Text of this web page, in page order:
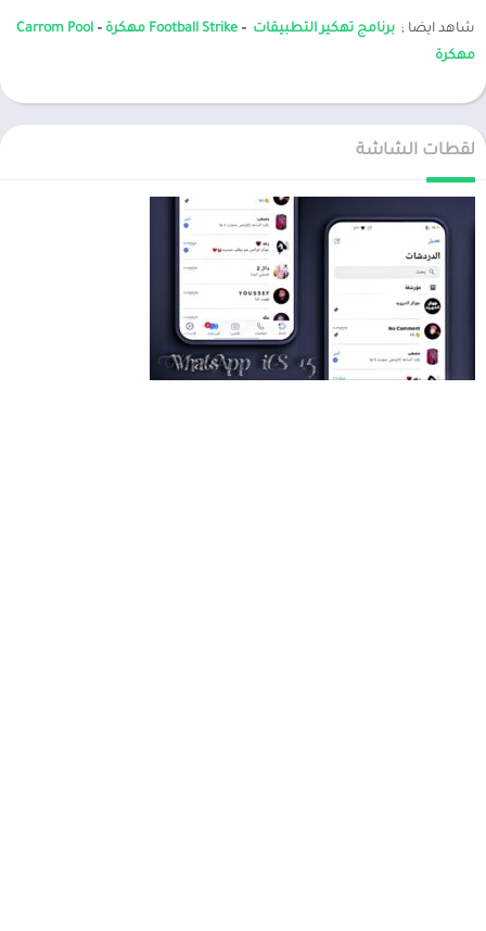
شاهد ايضا ; برنامج تهكير التطبيقات – Football Strike مهكرة –
Carrom Pool
مهكرة
لقطات الشاشة